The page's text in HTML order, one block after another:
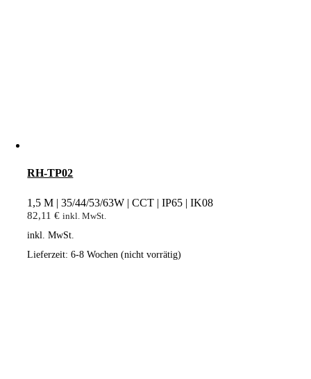
RH-TP02
1,5 M | 35/44/53/63W | CCT | IP65 | IK08
82,11€ inkl. MwSt.
inkl. MwSt.
Lieferzeit:6-8 Wochen (nicht vorrätig)